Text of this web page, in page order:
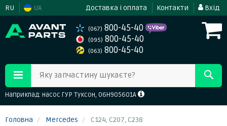
RU UA Доставка і оплата Контакти Вхід
(067) 800-45-40
(095) 800-45-40
(063) 800-45-40
Яку запчастину шукаєте?
Наприклад: насос ГУР Туксон, 06H905601A
Головна Mercedes C124, C207, C238